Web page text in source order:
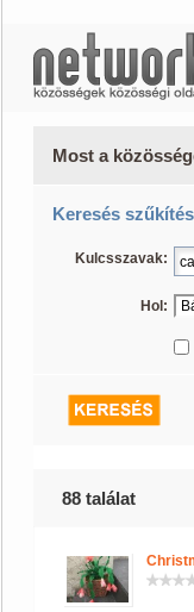
Most a
Keresés
Kulcsszavak:
Hol:
88 találat